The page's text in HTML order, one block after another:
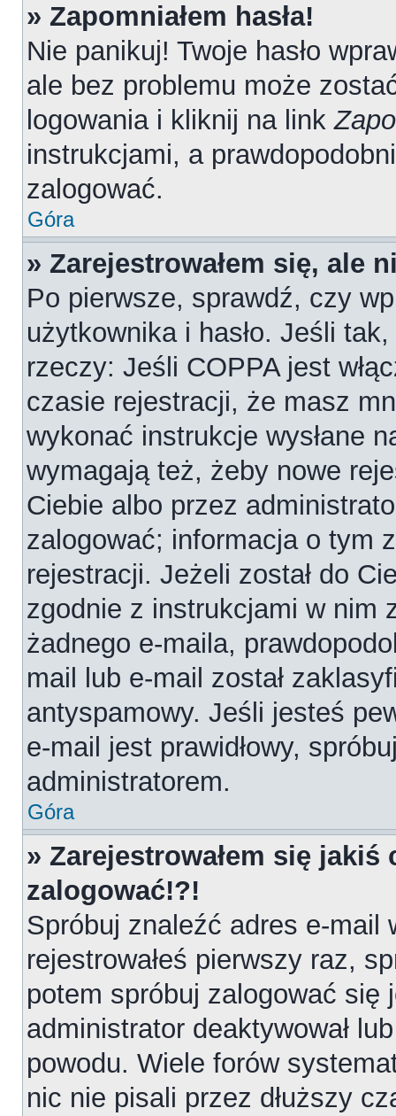
» Zapomniałem hasła!
Nie panikuj! Twoje hasło
ale bez problemu może
logowania i kliknij na link
instrukcjami, a
zalogować.
Góra
» Zarejestrowałem się, ale
Po pierwsze, sprawdź, czy
użytkownika i hasło. Jeśli
rzeczy: Jeśli COPPA jest
czasie rejestracji, że masz
wykonać instrukcje wysłane
wymagają też, żeby nowe
Ciebie albo przez
zalogować; informacja o tym
rejestracji. Jeżeli został do
zgodnie z instrukcjami w nim
żadnego e-maila,
mail lub e-mail został
antyspamowy. Jeśli jesteś
e-mail jest prawidłowy,
administratorem.
Góra
» Zarejestrowałem się
zalogować!?!
Spróbuj znaleźć adres e-mail
rejestrowałeś pierwszy raz,
potem spróbuj zalogować
administrator deaktywował
powodu. Wiele forów
nic nie pisali przez dłuższy